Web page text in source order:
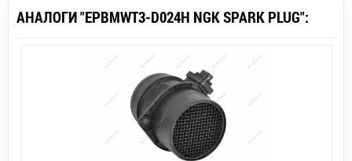
АНАЛОГИ "EPBMWT3-D024H NGK SPARK PLUG":